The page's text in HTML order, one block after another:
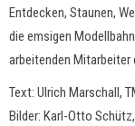
Entdecken, Staunen,
die emsigen
arbeitenden Mitarbeiter
Text: Ulrich Marschall,
Bilder: Karl-Otto